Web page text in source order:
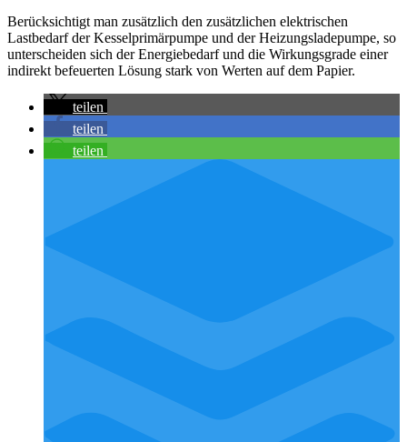
Berücksichtigt man zusätzlich den zusätzlichen elektrischen
Lastbedarf der Kesselprimärpumpe und der Heizungsladepumpe, so
unterscheiden sich der Energiebedarf und die Wirkungsgrade einer
indirekt befeuerten Lösung stark von Werten auf dem Papier.
teilen
teilen
teilen